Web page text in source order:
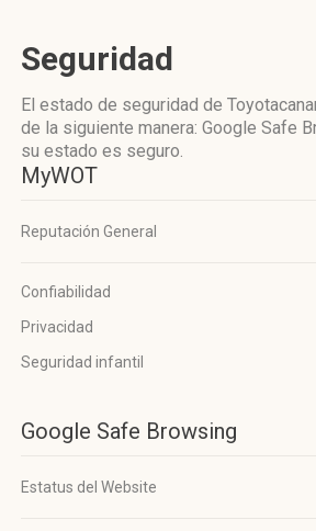
Seguridad
El estado de seguridad de
de la siguiente manera: Google Safe
su estado es seguro.
MyWOT
Reputación General
Confiabilidad
Privacidad
Seguridad infantil
Google Safe Browsing
Estatus del Website